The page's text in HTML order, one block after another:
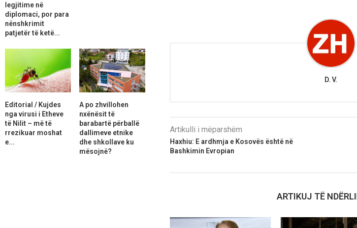
D. V.
Artikulli i mëparshëm
Haxhiu: E ardhmja e Kosovës është në
Bashkimin Evropian
ARTIKUJ TË
legjitime në
diplomaci, por para
nënshkrimit
patjetër të ketë...
Editorial / Kujdes
nga virusi i Etheve
të Nilit – më të
rrezikuar moshat
e...
A po zhvillohen
nxënësit të
barabartë përballë
dallimeve etnike
dhe shkollave ku
mësojnë?